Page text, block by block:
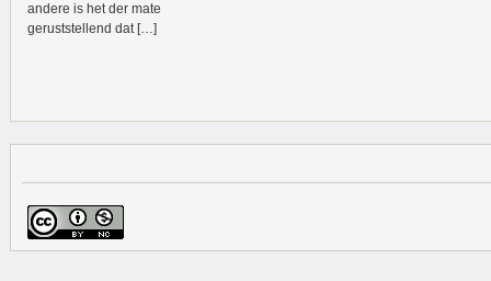
andere is het der mate
geruststellend dat […]